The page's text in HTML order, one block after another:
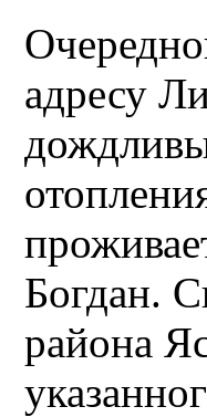
адресу
Богдан.
района